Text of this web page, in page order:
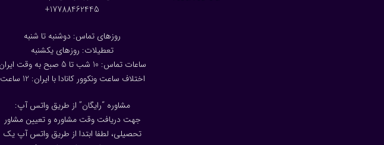
17788462445+
روزهای تماس: دوشنبه تا شنبه
تعطیلات: روزهای یکشنبه
ساعات تماس: 10 شب تا 5 صبح به وقت ایران
اختلاف ساعت ونکوور کانادا با ایران: 1 2 ساعت
مشاوره “رایگان” از طریق واتس آپ:
جهت دریافت وقت مشاوره و تعیین مشاور
تحصیلی، لطفا ابتدا از طریق واتس آپ یک